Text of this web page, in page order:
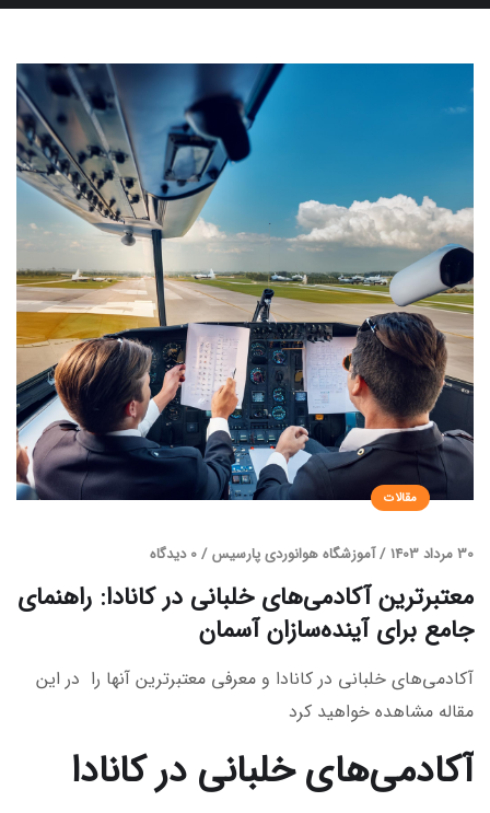
مقالات
30 مرداد 1403 /آموزشگاه هوانوردی پارسیس /0 دیدگاه
معتبرترین آکادمی‌های خلبانی در کانادا: راهنمای
جامع برای آینده‌سازان آسمان
آکادمی‌های خلبانی در کانادا و معرفی معتبرترین آنها را در این
مقاله مشاهده خواهید کرد
آکادمی‌های خلبانی در کانادا